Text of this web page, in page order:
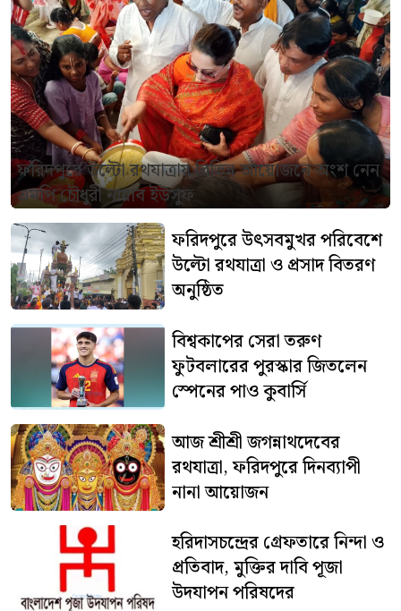
ফরিদপুরে উল্টো রথযাত্রায় বিভিন্ন আয়োজনে অংশ নেন
এমপি চৌধুরী নায়াব ইউসুফ
ফরিদপুরে উৎসবমুখর পরিবেশে
উল্টো রথযাত্রা ও প্রসাদ বিতরণ
অনুষ্ঠিত
বিশ্বকাপের সেরা তরুণ
ফুটবলারের পুরস্কার জিতলেন
স্পেনের পাও কুবার্সি
আজ শ্রীশ্রী জগন্নাথদেবের
রথযাত্রা, ফরিদপুরে দিনব্যাপী
নানা আয়োজন
হরিদাসচন্দ্রের গ্রেফতারে নিন্দা ও
প্রতিবাদ, মুক্তির দাবি পূজা
উদযাপন পরিষদের